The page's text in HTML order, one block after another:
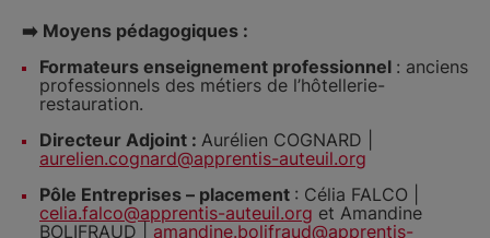
➡️ Moyens pédagogiques :
Formateurs enseignement professionnel : anciens
professionnels des métiers de l’hôtellerie-
restauration.
Directeur Adjoint : Aurélien COGNARD |
aurelien.cognard@apprentis-auteuil.org
Pôle Entreprises – placement : Célia FALCO |
celia.falco@apprentis-auteuil.org et Amandine
BOLIFRAUD | amandine.bolifraud@apprentis-